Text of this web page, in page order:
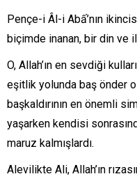
Pençe-i Âl-i Abấ’nın
biçimde inanan, bir din ve
O, Allah’ın en sevdiği
eşitlik yolunda baş önder
başkaldırının en önemli
yaşarken kendisi
maruz kalmışlardı.
Alevilikte Ali, Allah’ın